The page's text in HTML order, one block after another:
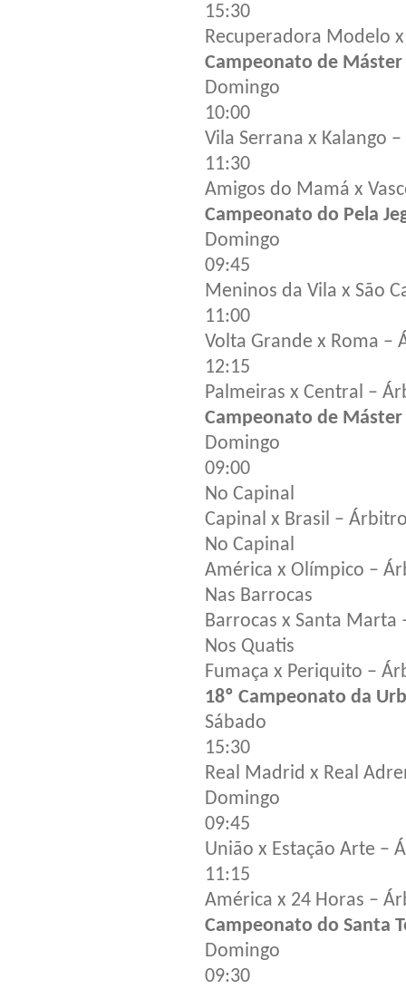
15:30
Recuperadora Modelo
Campeonato de
Domingo
10:00
Vila Serrana x Kalango
11:30
Amigos do Mamá x
Campeonato do Pela
Domingo
09:45
Meninos da Vila x São
11:00
Volta Grande x Roma –
12:15
Palmeiras x Central –
Campeonato de Máster
Domingo
09:00
No Capinal
Capinal x Brasil –
No Capinal
América x Olímpico –
Nas Barrocas
Barrocas x Santa
Nos Quatis
Fumaça x Periquito –
18º Campeonato da
Sábado
15:30
Real Madrid x Real
Domingo
09:45
União x Estação Arte –
11:15
América x 24 Horas –
Campeonato do Santa
Domingo
09:30